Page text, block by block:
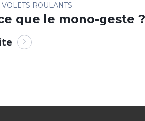
VOLETS ROULANTS
que le mono-geste ?